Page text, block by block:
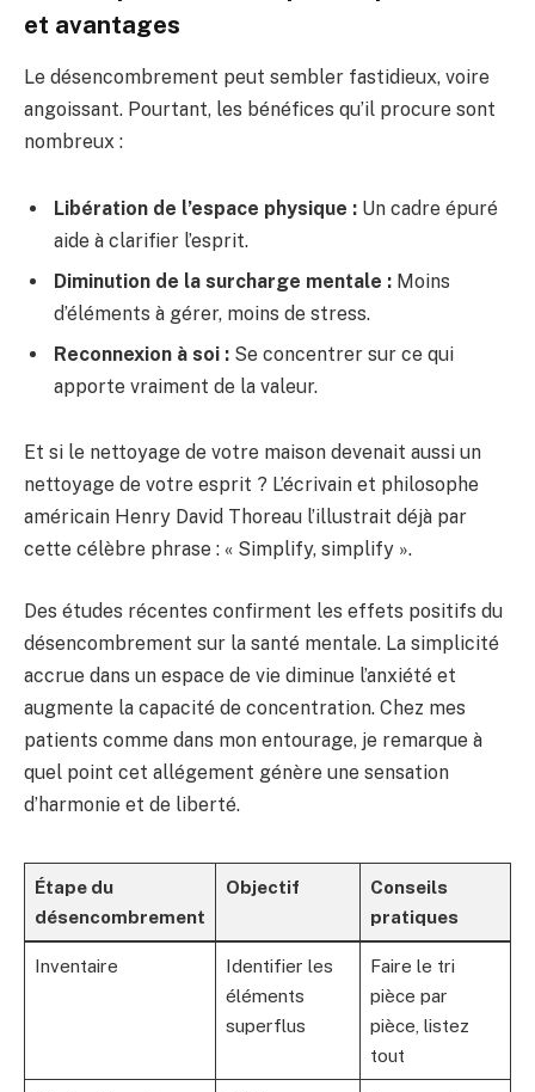
et avantages
Le désencombrement peut sembler fastidieux, voire
angoissant. Pourtant, les bénéfices qu’il procure sont
nombreux :
Libération de l’espace physique : Un cadre épuré
aide à clarifier l’esprit.
Diminution de la surcharge mentale : Moins
d’éléments à gérer, moins de stress.
Reconnexion à soi : Se concentrer sur ce qui
apporte vraiment de la valeur.
Et si le nettoyage de votre maison devenait aussi un
nettoyage de votre esprit ? L’écrivain et philosophe
américain Henry David Thoreau l’illustrait déjà par
cette célèbre phrase : « Simplify, simplify ».
Des études récentes confirment les effets positifs du
désencombrement sur la santé mentale. La simplicité
accrue dans un espace de vie diminue l’anxiété et
augmente la capacité de concentration. Chez mes
patients comme dans mon entourage, je remarque à
quel point cet allégement génère une sensation
d’harmonie et de liberté.
Étape du
désencombrement
Objectif
Conseils
pratiques
Inventaire
Identifier les
éléments
superflus
Faire le tri
pièce par
pièce, listez
tout